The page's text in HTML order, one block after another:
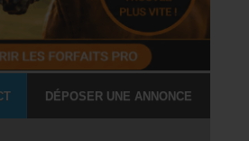
DÉPOSER UNE ANNONCE